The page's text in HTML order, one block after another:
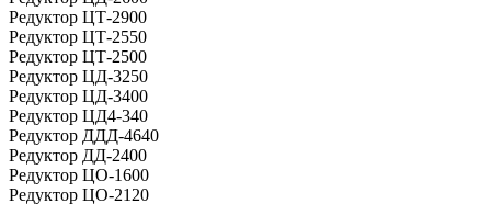
Редуктор ЦТ-2900
Редуктор ЦТ-2550
Редуктор ЦТ-2500
Редуктор ЦД-3250
Редуктор ЦД-3400
Редуктор ЦД4-340
Редуктор ДДД-4640
Редуктор ДД-2400
Редуктор ЦО-1600
Редуктор ЦО-2120